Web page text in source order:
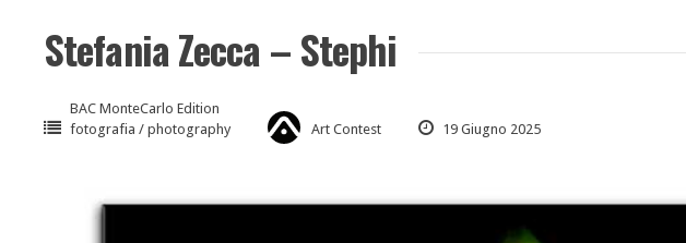
Stefania Zecca – Stephi
BAC MonteCarlo Edition
fotografia / photography
Art Contest 19 Giugno 2025